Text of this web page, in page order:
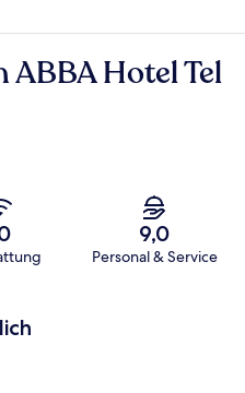
Hotel Tel
9,0
Personal & Service